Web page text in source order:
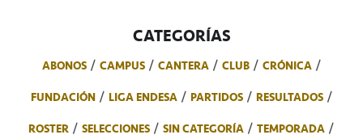
CATEGORÍAS
ABONOS CAMPUS CANTERA CLUB
CRÓNICA
FUNDACIÓN
LIGA ENDESA PARTIDOS
RESULTADOS
ROSTER
SELECCIONES SIN CATEGORÍA
TEMPORADA